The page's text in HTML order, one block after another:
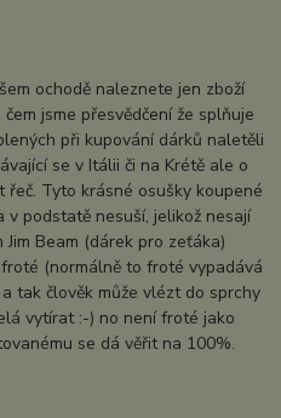
ochodě naleznete jen zboží
jsme přesvědčení že splňuje
při kupování dárků naletěli
se v Itálii či na Krétě ale o
řeč. Tyto krásné osušky koupené
v podstatě nesuší, jelikož nesají
Beam (dárek pro zeťáka)
(normálně to froté vypadává
tak člověk může vlézt do sprchy
vytírat :-) no není froté jako
se dá věřit na 100%.